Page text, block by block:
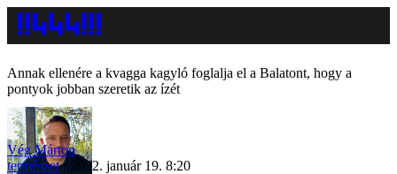
Annak ellenére a kvagga kagyló foglalja el a Balatont, hogy a
pontyok jobban szeretik az ízét
Vég Márton
természet
2022. január 19. 8:20